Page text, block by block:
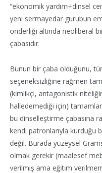
“ekonomik yardım+dinsel
yeni sermayedar gurubun
önderliği altında neoliberal
çabasıdır.
Bunun bir çaba olduğunu,
seçeneksizliğine rağmen
(kimlikçi, antagonistik
halledemediği için)
bu dinselleştirme çabasına
kendi patronlarıyla kurduğu
değil. Burada yüzeysel
olmak gerekir (maalesef
verilmiş ama eğitim